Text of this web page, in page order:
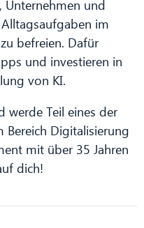
Unternehmen und
im
befreien. Dafür
und investieren in
von KI.
werde Teil eines der
Digitalisierung
mit über 35 Jahren
dich!